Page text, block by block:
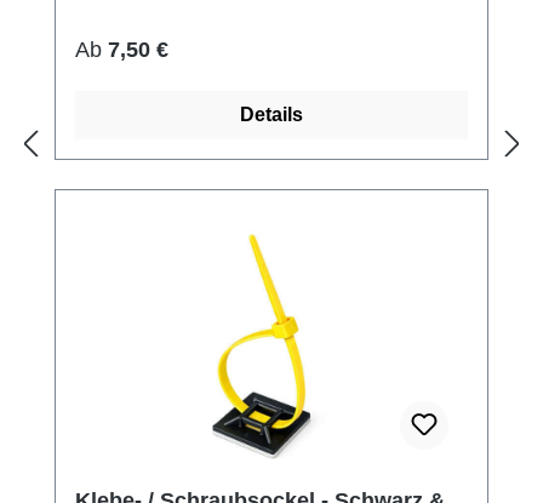
Regulärer Preis:
Ab 7,50 €
Details